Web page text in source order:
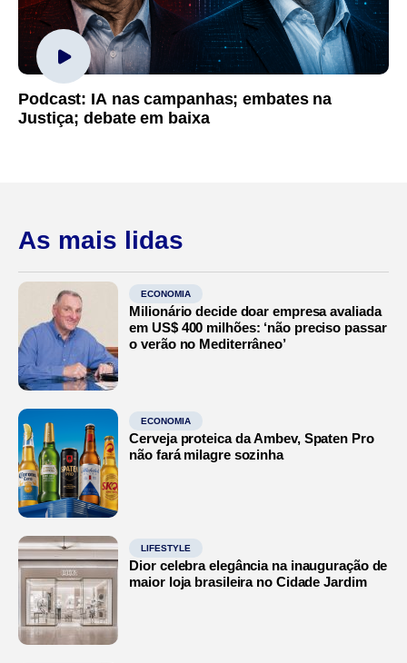
Podcast: IA nas campanhas; embates na
Justiça; debate em baixa
As mais lidas
ECONOMIA
Milionário decide doar empresa avaliada
em US$ 400 milhões: ‘não preciso passar
o verão no Mediterrâneo’
ECONOMIA
Cerveja proteica da Ambev, Spaten Pro
não fará milagre sozinha
LIFESTYLE
Dior celebra elegância na inauguração de
maior loja brasileira no Cidade Jardim